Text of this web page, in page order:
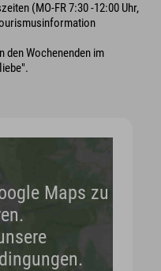
(MO-FR 7:30 -12:00 Uhr,
den Wochenenden im
Maps zu